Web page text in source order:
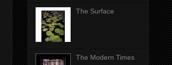
The Surface
The Modern Times